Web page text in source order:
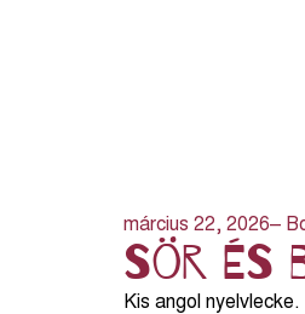
március 22, 2026–
Sör
Kis angol nyelvlecke.